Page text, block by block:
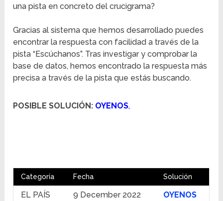
una pista en concreto del crucigrama?
Gracias al sistema que hemos desarrollado puedes
encontrar la respuesta con facilidad a través de la
pista “Escúchanos”. Tras investigar y comprobar la
base de datos, hemos encontrado la respuesta más
precisa a través de la pista que estás buscando.
POSIBLE SOLUCIÓN: OYENOS,
Categoría Fecha Solución
EL PAÍS 9 December 2022 OYENOS